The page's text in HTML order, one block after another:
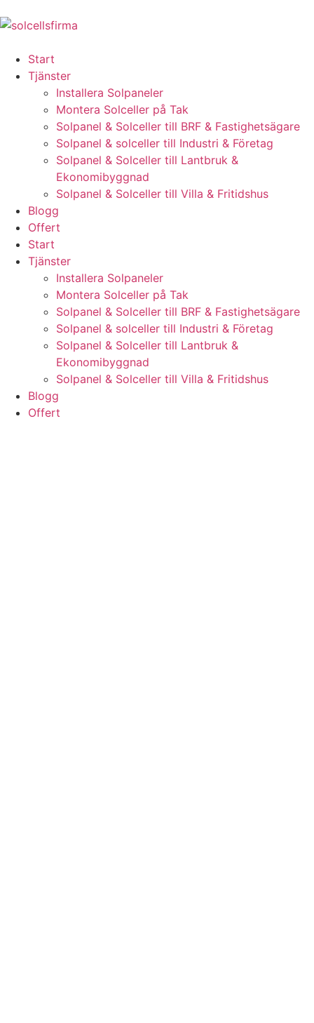
Start
Tjänster
Installera Solpaneler
Montera Solceller på Tak
Solpanel & Solceller till BRF & Fastighetsägare
Solpanel & solceller till Industri & Företag
Solpanel & Solceller till Lantbruk &
Ekonomibyggnad
Solpanel & Solceller till Villa & Fritidshus
Blogg
Offert
Start
Tjänster
Installera Solpaneler
Montera Solceller på Tak
Solpanel & Solceller till BRF & Fastighetsägare
Solpanel & solceller till Industri & Företag
Solpanel & Solceller till Lantbruk &
Ekonomibyggnad
Solpanel & Solceller till Villa & Fritidshus
Blogg
Offert